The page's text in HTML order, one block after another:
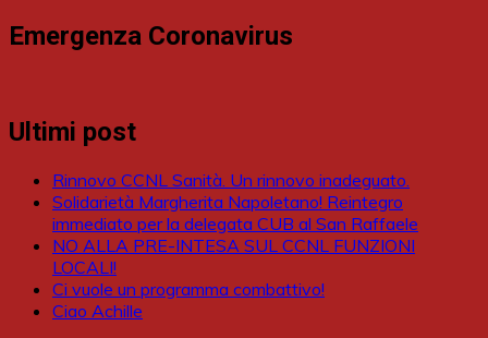
Emergenza Coronavirus
Ultimi post
Rinnovo CCNL Sanità. Un rinnovo inadeguato.
Solidarietà Margherita Napoletano! Reintegro
immediato per la delegata CUB al San Raffaele
NO ALLA PRE-INTESA SUL CCNL FUNZIONI
LOCALI!
Ci vuole un programma combattivo!
Ciao Achille